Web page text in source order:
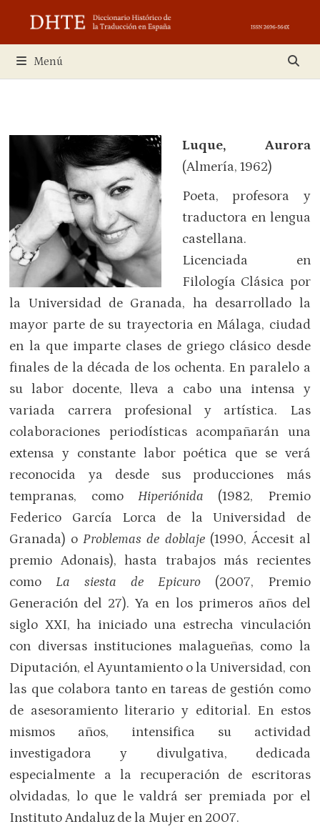
contenido
Menú
Luque, Aurora
(Almería, 1962)
Poeta, profesora y
traductora en lengua
castellana.
Licenciada en
Filología Clásica por
la Universidad de Granada, ha desarrollado la
mayor parte de su trayectoria en Málaga, ciudad
en la que imparte clases de griego clásico desde
finales de la década de los ochenta. En paralelo a
su labor docente, lleva a cabo una intensa y
variada carrera profesional y artística. Las
colaboraciones periodísticas acompañarán una
extensa y constante labor poética que se verá
reconocida ya desde sus producciones más
tempranas, como Hiperiónida (1982, Premio
Federico García Lorca de la Universidad de
Granada) oProblemas de doblaje (1990, Áccesit al
premio Adonais), hasta trabajos más recientes
comoLa siesta de Epicuro (2007, Premio
Generación del 27). Ya en los primeros años del
siglo XXI, ha iniciado una estrecha vinculación
con diversas instituciones malagueñas, como la
Diputación, el Ayuntamiento o la Universidad, con
las que colabora tanto en tareas de gestión como
de asesoramiento literario y editorial. En estos
mismos años, intensifica su actividad
investigadora y divulgativa, dedicada
especialmente a la recuperación de escritoras
olvidadas, lo que le valdrá ser premiada por el
Instituto Andaluz de la Mujer en 2007.